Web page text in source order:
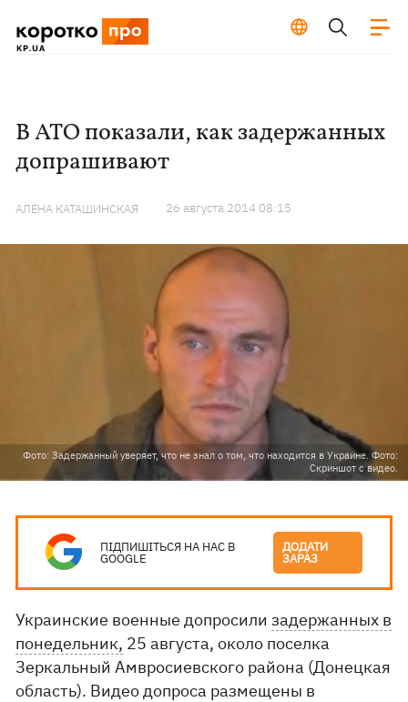
В АТО показали, как задержанных
допрашивают
АЛЕНА КАТАШИНСКАЯ 26 августа 2014 08:15
Фото: Задержанный уверяет, что не знал о том, что находится в Украине. Фото:
Скриншот с видео.
ПІДПИШІТЬСЯ НА НАС В
GOOGLE
ДОДАТИ
ЗАРАЗ
Украинские военные допросилизадержанных в
понедельник, 25 августа, около поселка
Зеркальный Амвросиевского района (Донецкая
область). Видео допроса размещены в